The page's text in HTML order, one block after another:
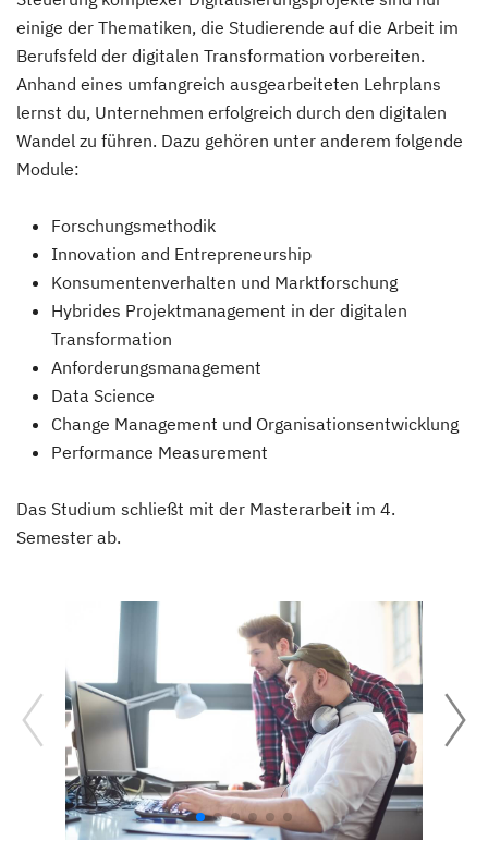
einige der Thematiken, die Studierende auf die Arbeit im
Berufsfeld der digitalen Transformation vorbereiten.
Anhand eines umfangreich ausgearbeiteten Lehrplans
lernst du, Unternehmen erfolgreich durch den digitalen
Wandel zu führen. Dazu gehören unter anderem folgende
Module:
Forschungsmethodik
Innovation and Entrepreneurship
Konsumentenverhalten und Marktforschung
Hybrides Projektmanagement in der digitalen
Transformation
Anforderungsmanagement
Data Science
Change Management und Organisationsentwicklung
Performance Measurement
Das Studium schließt mit der Masterarbeit im 4.
Semester ab.